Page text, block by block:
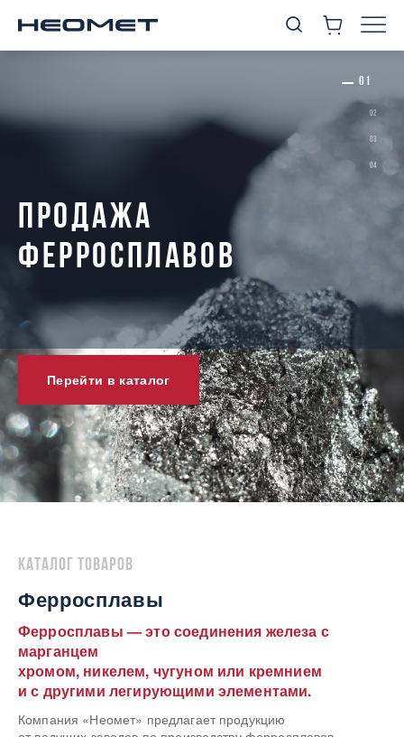
ПРОДАЖА
ФЕРРОСПЛАВОВ
Перейти в каталог
Каталог товаров
Ферросплавы
Ферросплавы — это соединения железа с
марганцем
хромом, никелем, чугуном или кремнием
и с другими легирующими элементами.
Компания «Неомет» предлагает продукцию